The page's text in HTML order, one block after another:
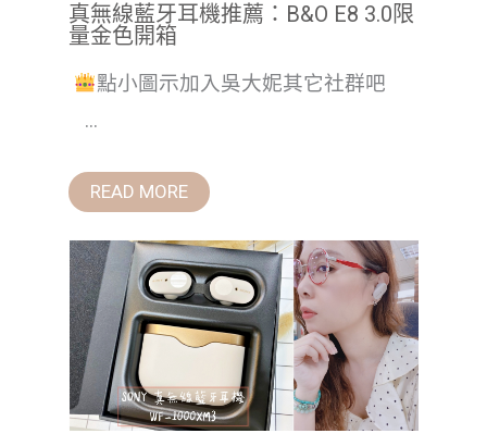
真無線藍牙耳機推薦：B&O E8 3.0限
量金色開箱
點小圖示加入吳大妮其它社群吧
...
READ MORE